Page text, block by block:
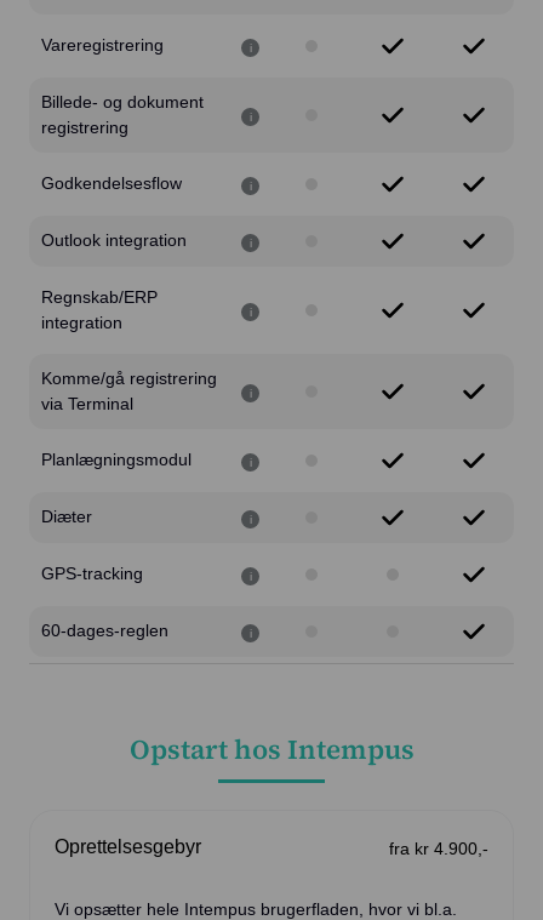
Vareregistrering i
Billede- og dokument
registrering
i
Godkendelsesflow i
Outlook integration i
Regnskab/ERP
integration
i
Komme/gå registrering
via Terminal
i
Planlægningsmodul i
Diæter i
GPS-tracking i
60-dages-reglen i
Opstarthos Intempus
Oprettelsesgebyr fra kr 4.900,-
Vi opsætter hele Intempus brugerfladen, hvor vi bl.a.